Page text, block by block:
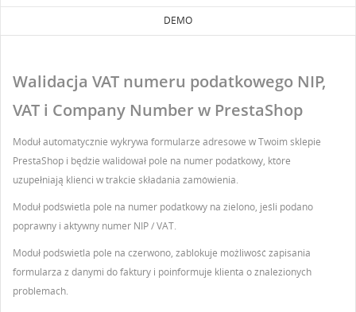
DEMO
Walidacja VAT numeru podatkowego NIP,
VAT i Company Number w PrestaShop
Moduł automatycznie wykrywa formularze adresowe w Twoim sklepie
PrestaShop i będzie walidował pole na numer podatkowy, które
uzupełniają klienci w trakcie składania zamówienia.
Moduł podświetla pole na numer podatkowy na zielono, jeśli podano
poprawny i aktywny numer NIP / VAT.
Moduł podświetla pole na czerwono, zablokuje możliwość zapisania
formularza z danymi do faktury i poinformuje klienta o znalezionych
problemach.
UTWÓRZ LISTĘ ŻYCZEŃ
ZALOGUJ SIĘ